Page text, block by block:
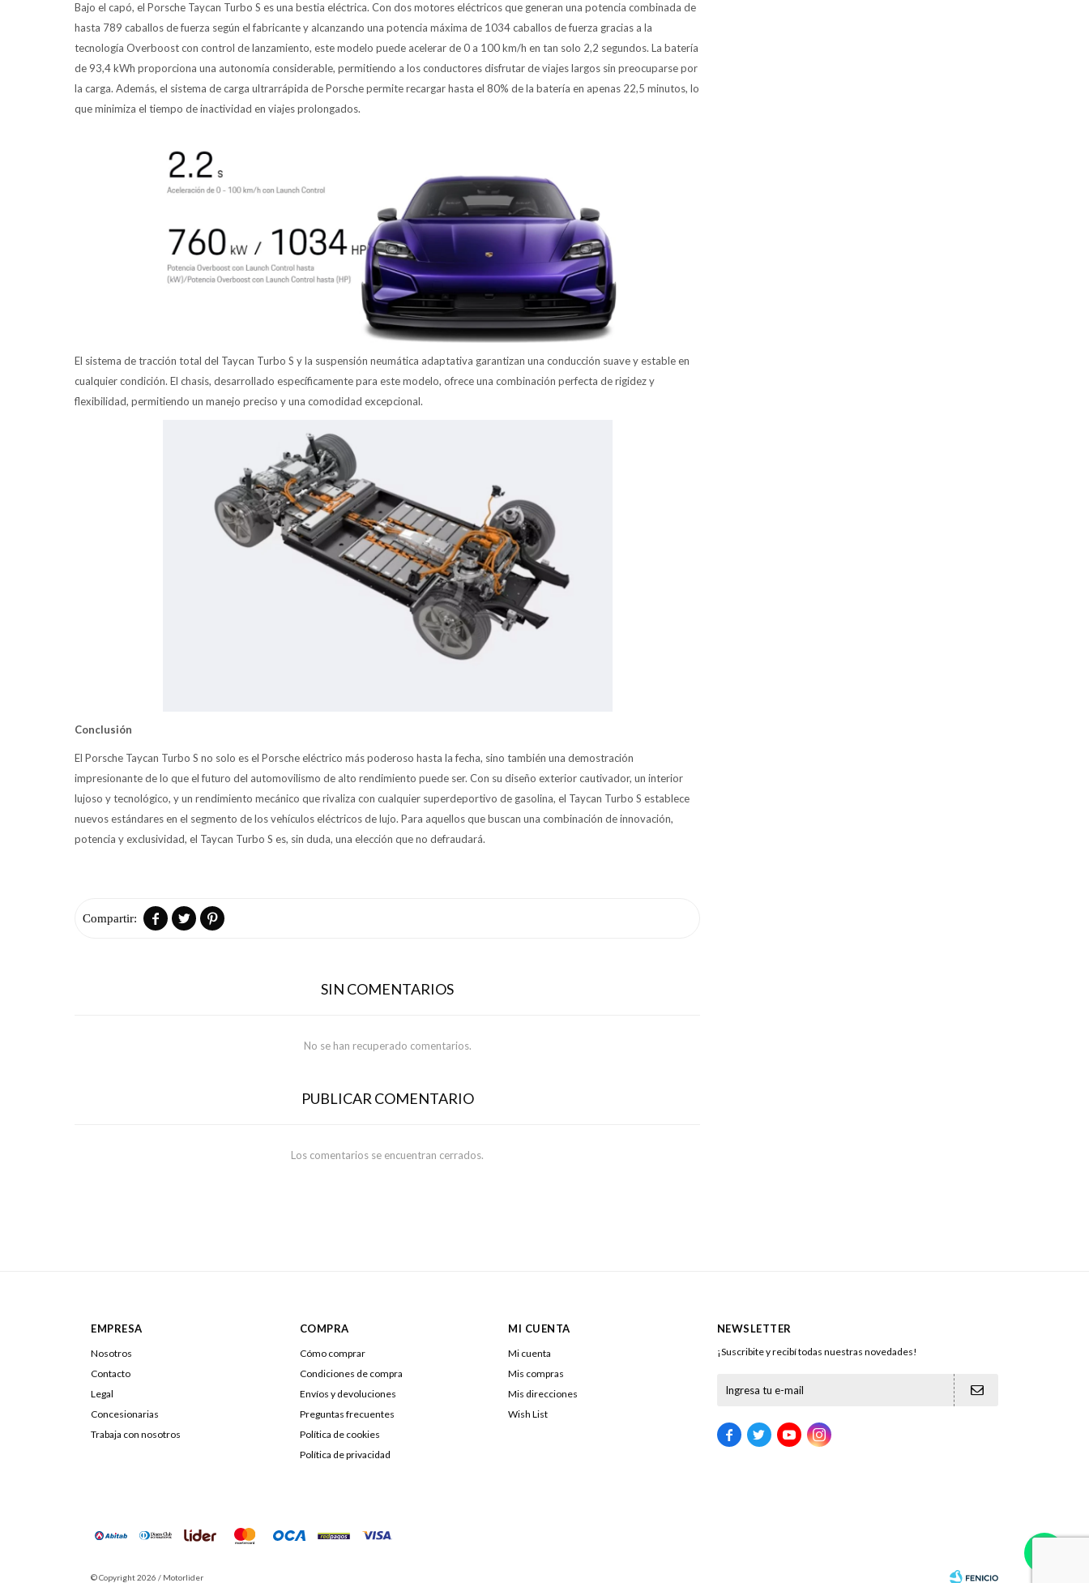
Bajo el capó, el Porsche Taycan Turbo S es una bestia eléctrica. Con dos motores eléctricos que generan una potencia combinada de
hasta 789 caballos de fuerza según el fabricante y alcanzando una potencia máxima de 1034 caballos de fuerza gracias a la
tecnología Overboost con control de lanzamiento, este modelo puede acelerar de 0 a 100 km/h en tan solo 2,2 segundos. La batería
de 93,4 kWh proporciona una autonomía considerable, permitiendo a los conductores disfrutar de viajes largos sin preocuparse por
la carga. Además, el sistema de carga ultrarrápida de Porsche permite recargar hasta el 80% de la batería en apenas 22,5 minutos, lo
que minimiza el tiempo de inactividad en viajes prolongados.
El sistema de tracción total del Taycan Turbo S y la suspensión neumática adaptativa garantizan una conducción suave y estable en
cualquier condición. El chasis, desarrollado específicamente para este modelo, ofrece una combinación perfecta de rigidez y
flexibilidad, permitiendo un manejo preciso y una comodidad excepcional.
Conclusión
El Porsche Taycan Turbo S no solo es el Porsche eléctrico más poderoso hasta la fecha, sino también una demostración
impresionante de lo que el futuro del automovilismo de alto rendimiento puede ser. Con su diseño exterior cautivador, un interior
lujoso y tecnológico, y un rendimiento mecánico que rivaliza con cualquier superdeportivo de gasolina, el Taycan Turbo S establece
nuevos estándares en el segmento de los vehículos eléctricos de lujo. Para aquellos que buscan una combinación de innovación,
potencia y exclusividad, el Taycan Turbo S es, sin duda, una elección que no defraudará.
  
SIN COMENTARIOS
No se han recuperado comentarios.
PUBLICAR COMENTARIO
Los comentarios se encuentran cerrados.
EMPRESA
Nosotros
Contacto
Legal
Concesionarias
Trabaja con nosotros
COMPRA
Cómo comprar
Condiciones de compra
Envíos y devoluciones
Preguntas frecuentes
Política de cookies
Política de privacidad
MI CUENTA
Mi cuenta
Mis compras
Mis direcciones
Wish List
NEWSLETTER
¡Suscribite y recibí todas nuestras novedades!
   
© Copyright 2026 / Motorlider